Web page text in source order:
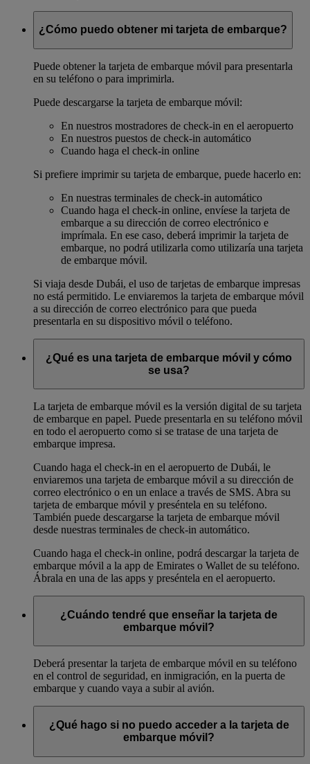
¿Cómo puedo obtener mi tarjeta de embarque?
Puede obtener la tarjeta de embarque móvil para presentarla
en su teléfono o para imprimirla.
Puede descargarse la tarjeta de embarque móvil:
En nuestros mostradores de check-in en el aeropuerto
En nuestros puestos de check-in automático
Cuando haga el check-in online
Si prefiere imprimir su tarjeta de embarque, puede hacerlo en:
En nuestras terminales de check-in automático
Cuando haga el check-in online, envíese la tarjeta de
embarque a su dirección de correo electrónico e
imprímala. En ese caso, deberá imprimir la tarjeta de
embarque, no podrá utilizarla como utilizaría una tarjeta
de embarque móvil.
Si viaja desde Dubái, el uso de tarjetas de embarque impresas
no está permitido. Le enviaremos la tarjeta de embarque móvil
a su dirección de correo electrónico para que pueda
presentarla en su dispositivo móvil o teléfono.
¿Qué es una tarjeta de embarque móvil y cómo
se usa?
La tarjeta de embarque móvil es la versión digital de su tarjeta
de embarque en papel. Puede presentarla en su teléfono móvil
en todo el aeropuerto como si se tratase de una tarjeta de
embarque impresa.
Cuando haga el check-in en el aeropuerto de Dubái, le
enviaremos una tarjeta de embarque móvil a su dirección de
correo electrónico o en un enlace a través de SMS. Abra su
tarjeta de embarque móvil y preséntela en su teléfono.
También puede descargarse la tarjeta de embarque móvil
desde nuestras terminales de check-in automático.
Cuando haga el check-in online, podrá descargar la tarjeta de
embarque móvil a la app de Emirates o Wallet de su teléfono.
Ábrala en una de las apps y preséntela en el aeropuerto.
¿Cuándo tendré que enseñar la tarjeta de
embarque móvil?
Deberá presentar la tarjeta de embarque móvil en su teléfono
en el control de seguridad, en inmigración, en la puerta de
embarque y cuando vaya a subir al avión.
¿Qué hago si no puedo acceder a la tarjeta de
embarque móvil?